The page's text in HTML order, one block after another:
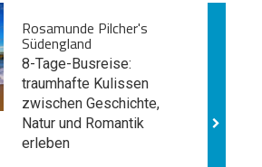
Rosamunde Pilcher's
Südengland
8-Tage-Busreise:
traumhafte Kulissen
zwischen Geschichte,
Natur und Romantik
erleben